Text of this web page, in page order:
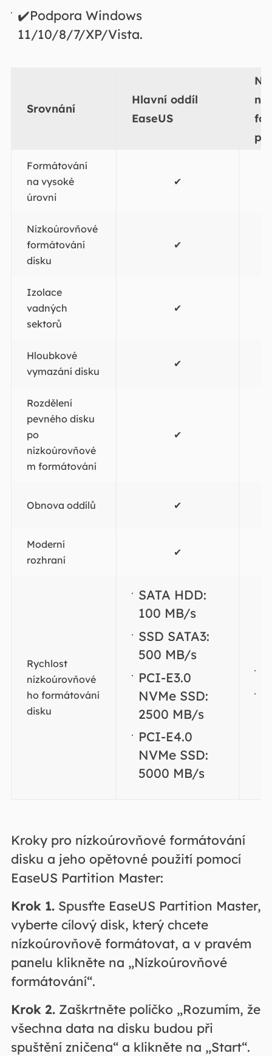
✔️Podpora Windows
11/10/8/7/XP/Vista.
Srovnání
Hlavní oddíl
EaseUS
Formátování
na vysoké
úrovni
✔
Nízkoúrovňové
formátování
disku
✔
Izolace
vadných
sektorů
✔
Hloubkové
vymazání disku
✔
Rozdělení
pevného disku
po
nízkoúrovňové
m formátování
✔
Obnova oddílů ✔
Moderní
rozhraní
✔
Rychlost
nízkoúrovňové
ho formátování
disku
SATA HDD:
100 MB/s
SSD SATA3:
500 MB/s
PCI-E3.0
NVMe SSD:
2500 MB/s
PCI-E4.0
NVMe SSD:
5000 MB/s
Kroky pro nízkoúrovňové formátování
disku a jeho opětovné použití pomocí
EaseUS Partition Master:
Krok 1.Spusťte EaseUS Partition Master,
vyberte cílový disk, který chcete
nízkoúrovňově formátovat, a v pravém
panelu klikněte na „Nízkoúrovňové
formátování“.
Krok 2.Zaškrtněte políčko „Rozumím, že
všechna data na disku budou při
spuštění zničena“ a klikněte na „Start“.